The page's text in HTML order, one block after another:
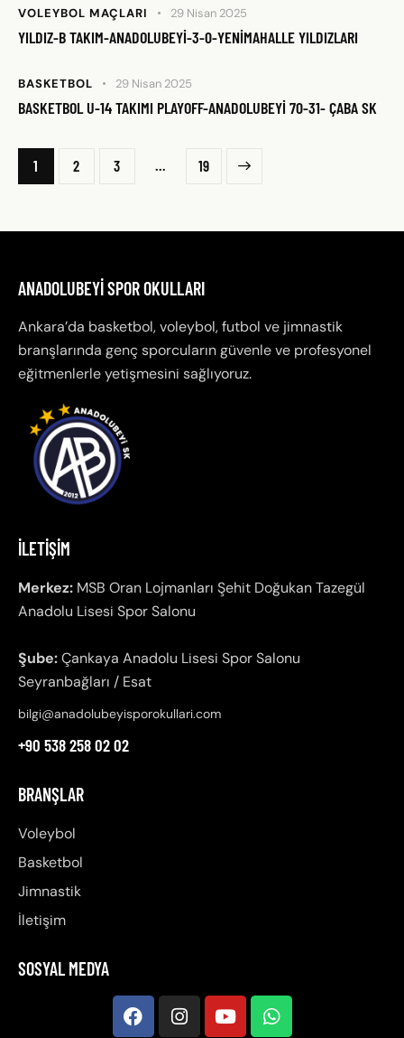
VOLEYBOL MAÇLARI 29 Nisan 2025
YILDIZ-B TAKIM-ANADOLUBEYİ-3-0-YENİMAHALLE YILDIZLARI
BASKETBOL 29 Nisan 2025
BASKETBOL U-14 TAKIMI PLAYOFF-ANADOLUBEYİ 70-31- ÇABA SK
1 2 3 … 19
>
ANADOLUBEYI SPOR OKULLARI
Ankara’da basketbol, voleybol, futbol ve jimnastik
branşlarında genç sporcuların güvenle ve profesyonel
eğitmenlerle yetişmesini sağlıyoruz.
İLETIŞIM
Merkez: MSB Oran Lojmanları Şehit Doğukan Tazegül
Anadolu Lisesi Spor Salonu
Şube:Çankaya Anadolu Lisesi Spor Salonu
Seyranbağları / Esat
bilgi@anadolubeyisporokullari.com
+90 538 258 02 02
BRANŞLAR
Voleybol
Basketbol
Jimnastik
İletişim
SOSYAL MEDYA